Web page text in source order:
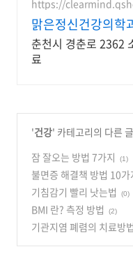
https://
맑은정신건강의학
춘천시 경춘로 2362
료
'건강' 카테고리의 다른 글
잠 잘오는 방법 7가지
(1)
불면증 해결책 방법 10가
기침감기 빨리 낫는법 (0)
BMI 란? 측정 방법 (2)
기관지염 폐렴의 치료방